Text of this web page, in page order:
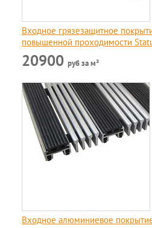
Входное грязезащитное
повышенной проходимости
20900руб за м²
Входное алюминиевое